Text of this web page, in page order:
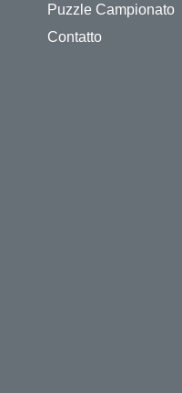
Puzzle Campionato
Contatto